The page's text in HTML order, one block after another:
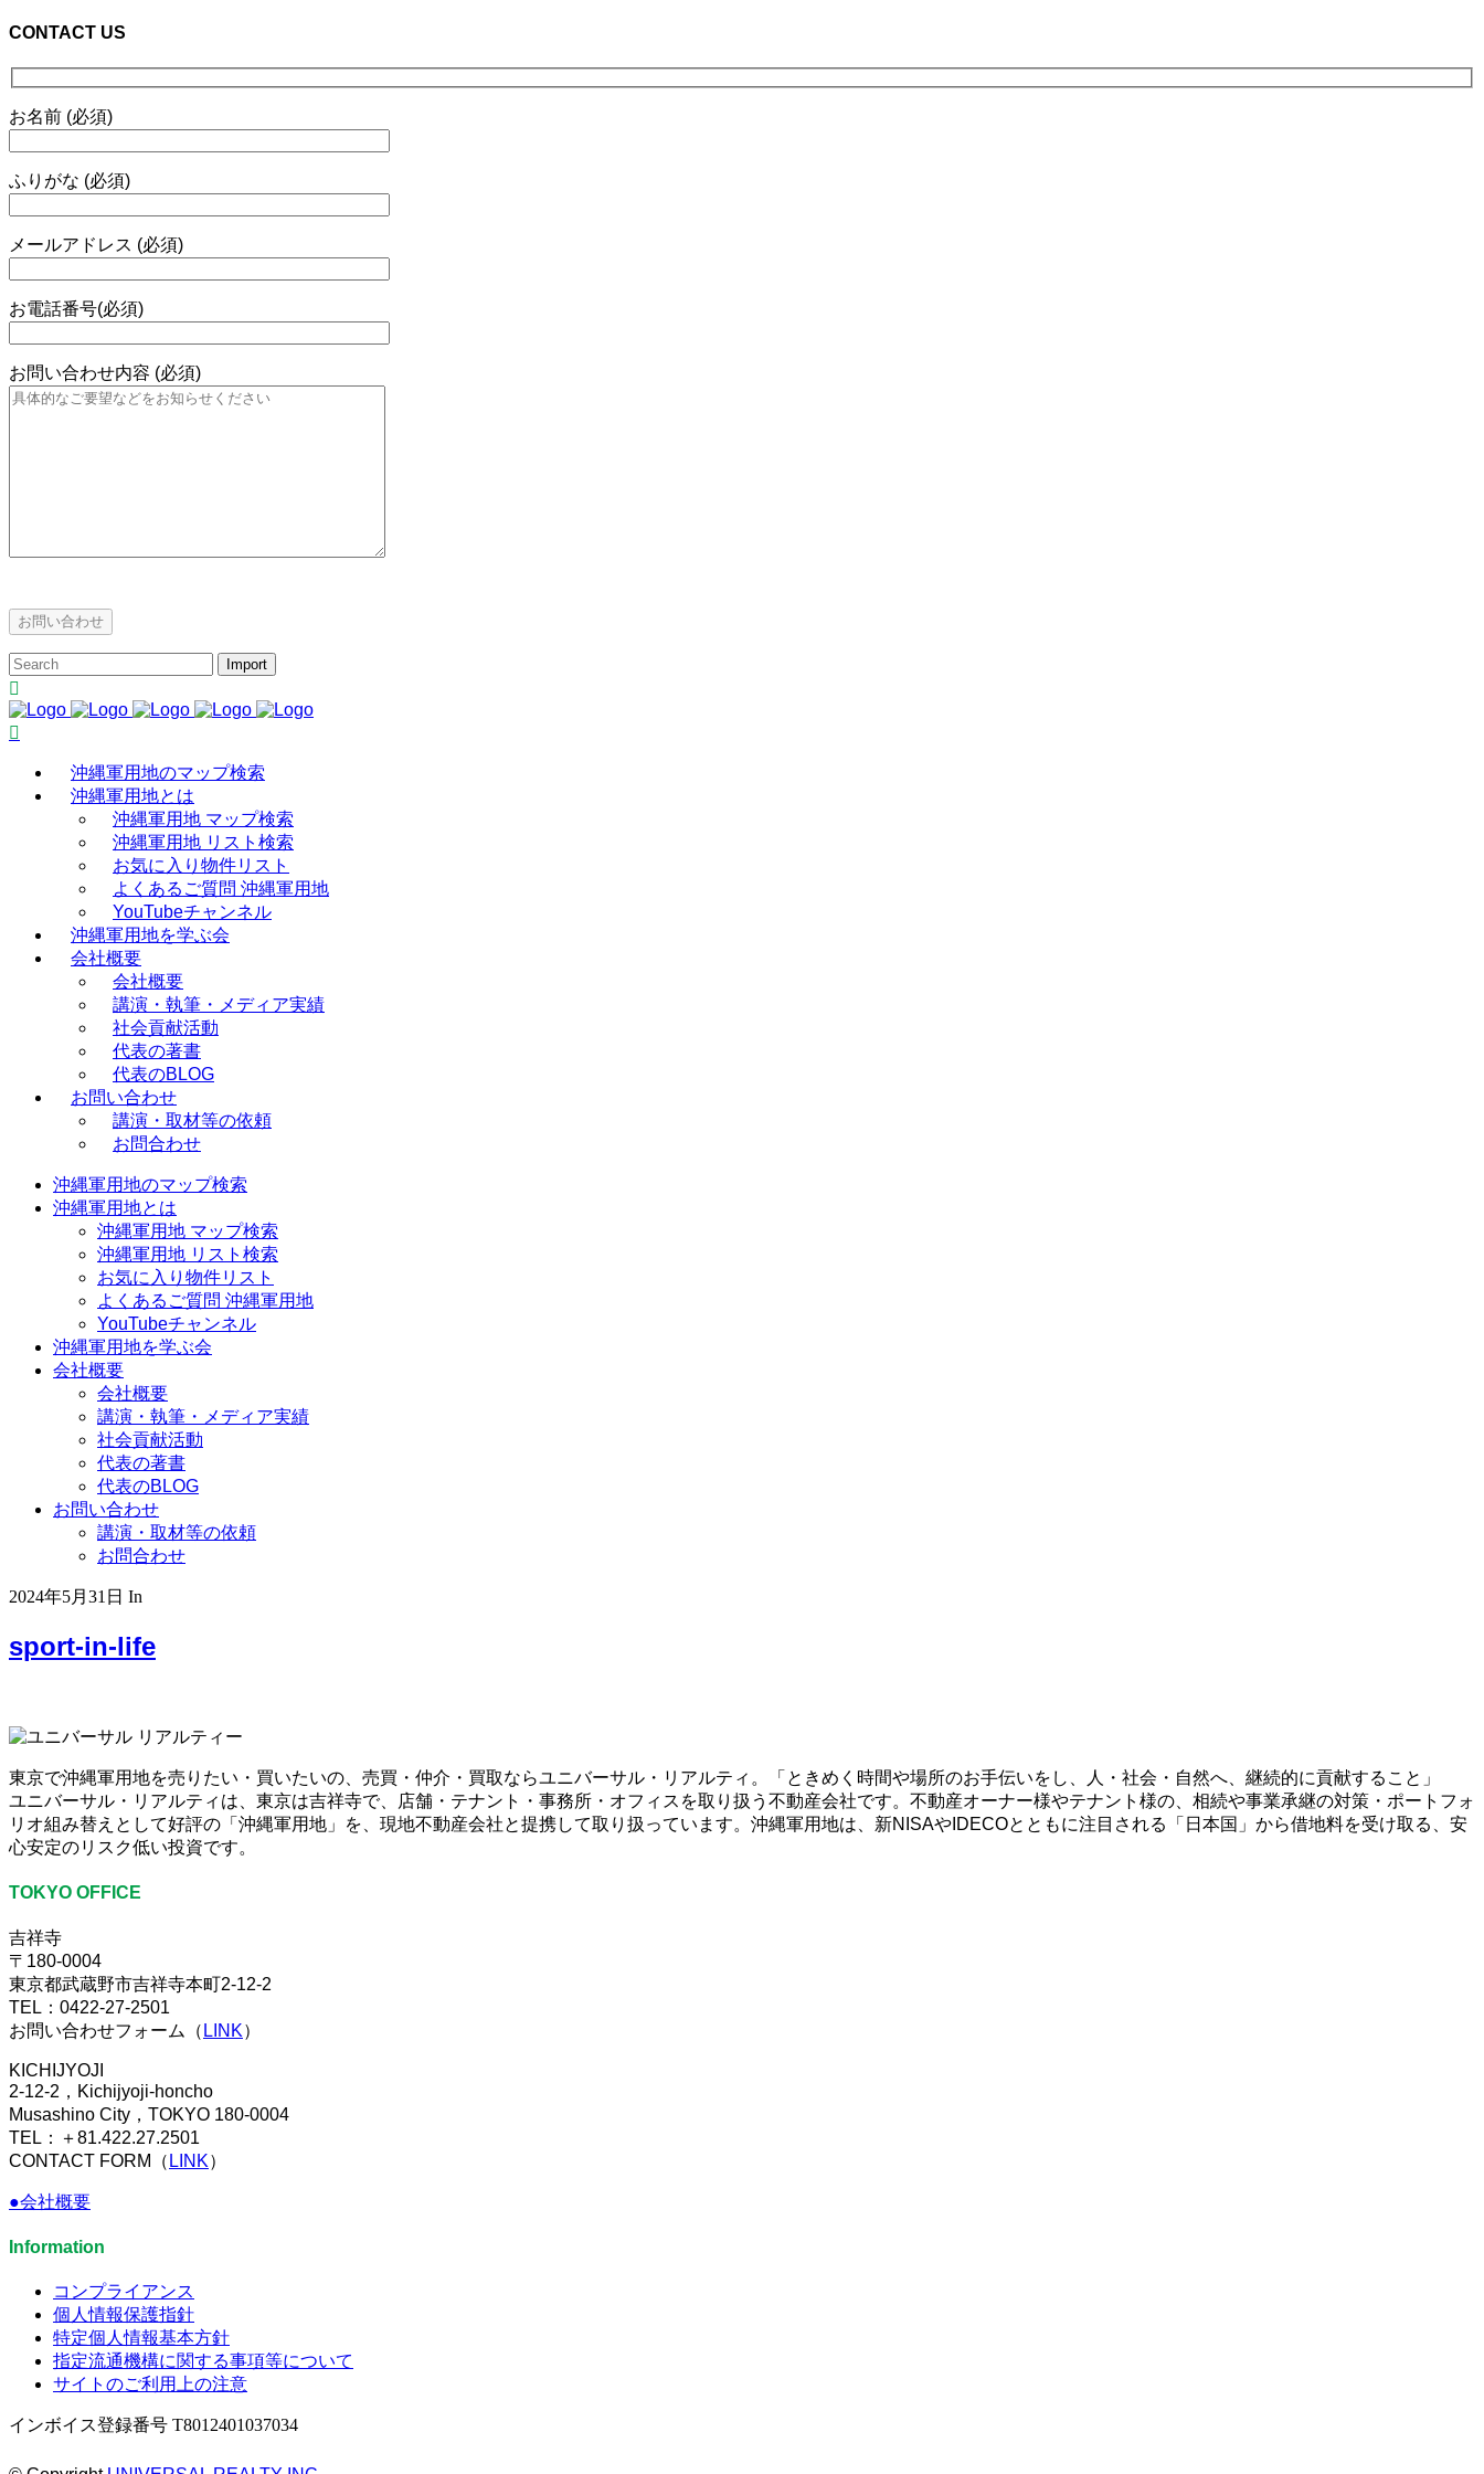
CONTACT US
お名前 (必須)
ふりがな (必須)
メールアドレス (必須)
お電話番号(必須)
お問い合わせ内容 (必須)
沖縄軍用地のマップ検索
沖縄軍用地とは
沖縄軍用地 マップ検索
沖縄軍用地 リスト検索
お気に入り物件リスト
よくあるご質問 沖縄軍用地
YouTubeチャンネル
沖縄軍用地を学ぶ会
会社概要
会社概要
講演・執筆・メディア実績
社会貢献活動
代表の著書
代表のBLOG
お問い合わせ
講演・取材等の依頼
お問合わせ
沖縄軍用地のマップ検索
沖縄軍用地とは
沖縄軍用地 マップ検索
沖縄軍用地 リスト検索
お気に入り物件リスト
よくあるご質問 沖縄軍用地
YouTubeチャンネル
沖縄軍用地を学ぶ会
会社概要
会社概要
講演・執筆・メディア実績
社会貢献活動
代表の著書
代表のBLOG
お問い合わせ
講演・取材等の依頼
お問合わせ
2024年5月31日 In
sport-in-life
東京で沖縄軍用地を売りたい・買いたいの、売買・仲介・買取ならユニバーサル・リアルティ。「ときめく時間や場所のお手伝いをし、人・社会・自然へ、継続的に貢献すること」
ユニバーサル・リアルティは、東京は吉祥寺で、店舗・テナント・事務所・オフィスを取り扱う不動産会社です。不動産オーナー様やテナント様の、相続や事業承継の対策・ポートフォ
リオ組み替えとして好評の「沖縄軍用地」を、現地不動産会社と提携して取り扱っています。沖縄軍用地は、新NISAやIDECOとともに注目される「日本国」から借地料を受け取る、安
心安定のリスク低い投資です。
TOKYO OFFICE
吉祥寺
〒180-0004
東京都武蔵野市吉祥寺本町2-12-2
TEL：0422-27-2501
お問い合わせフォーム（ LINK）
KICHIJYOJI
2-12-2，Kichijyoji-honcho
Musashino City，TOKYO 180-0004
TEL：＋81.422.27.2501
CONTACT FORM（ LINK）
●会社概要
Information
コンプライアンス
個人情報保護指針
特定個人情報基本方針
指定流通機構に関する事項等について
サイトのご利用上の注意
インボイス登録番号 T8012401037034